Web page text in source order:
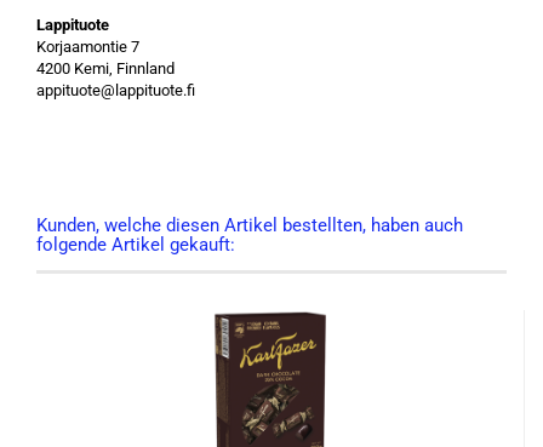
Lappituote
Korjaamontie 7
4200 Kemi, Finnland
appituote@lappituote.fi
Kunden, welche diesen Artikel bestellten, haben auch
folgende Artikel gekauft: